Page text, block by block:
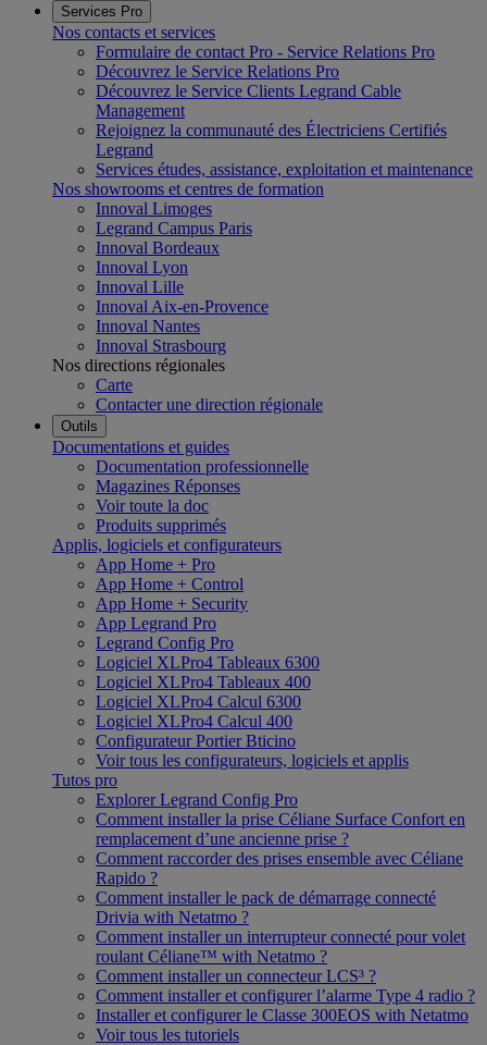
Services Pro
Nos contacts et services
Formulaire de contact Pro - Service Relations Pro
Découvrez le Service Relations Pro
Découvrez le Service Clients Legrand Cable
Management
Rejoignez la communauté des Électriciens Certifiés
Legrand
Services études, assistance, exploitation et maintenance
Nos showrooms et centres de formation
Innoval Limoges
Legrand Campus Paris
Innoval Bordeaux
Innoval Lyon
Innoval Lille
Innoval Aix-en-Provence
Innoval Nantes
Innoval Strasbourg
Nos directions régionales
Carte
Contacter une direction régionale
Outils
Documentations et guides
Documentation professionnelle
Magazines Réponses
Voir toute la doc
Produits supprimés
Applis, logiciels et configurateurs
App Home + Pro
App Home + Control
App Home + Security
App Legrand Pro
Legrand Config Pro
Logiciel XLPro4 Tableaux 6300
Logiciel XLPro4 Tableaux 400
Logiciel XLPro4 Calcul 6300
Logiciel XLPro4 Calcul 400
Configurateur Portier Bticino
Voir tous les configurateurs, logiciels et applis
Tutos pro
Explorer Legrand Config Pro
Comment installer la prise Céliane Surface Confort en
remplacement d’une ancienne prise ?
Comment raccorder des prises ensemble avec Céliane
Rapido ?
Comment installer le pack de démarrage connecté
Drivia with Netatmo ?
Comment installer un interrupteur connecté pour volet
roulant Céliane™ with Netatmo ?
Comment installer un connecteur LCS³ ?
Comment installer et configurer l’alarme Type 4 radio ?
Installer et configurer le Classe 300EOS with Netatmo
Voir tous les tutoriels